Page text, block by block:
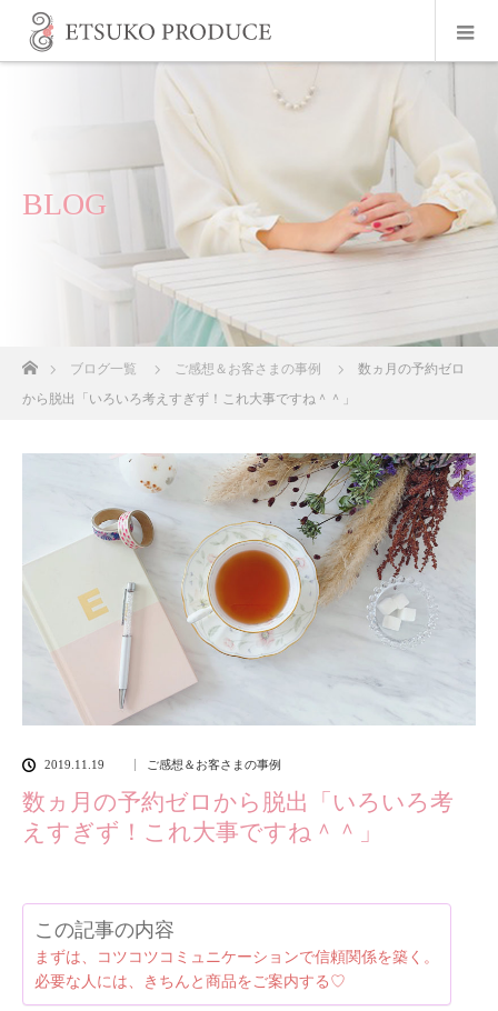
BLOG
ホームブログ一覧 ご感想＆お客さまの事例
数ヵ月の予約ゼロ
から脱出「いろいろ考えすぎず！これ大事ですね＾＾」
2019.11.19 ご感想＆お客さまの事例
数ヵ月の予約ゼロから脱出「いろいろ考
えすぎず！これ大事ですね＾＾」
この記事の内容
まずは、コツコツコミュニケーションで信頼関係を築く。
必要な人には、きちんと商品をご案内する♡